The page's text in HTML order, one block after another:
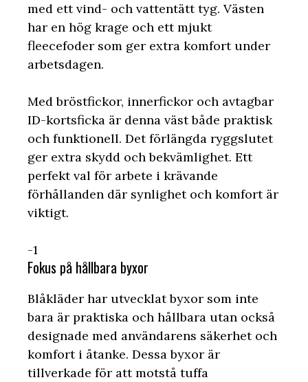
med ett vind- och vattentätt tyg. Västen
har en hög krage och ett mjukt
fleecefoder som ger extra komfort under
arbetsdagen.
Med bröstfickor, innerfickor och avtagbar
ID-kortsficka är denna väst både praktisk
och funktionell. Det förlängda ryggslutet
ger extra skydd och bekvämlighet. Ett
perfekt val för arbete i krävande
förhållanden där synlighet och komfort är
viktigt.
-1
Fokus på hållbara byxor
Blåkläder har utvecklat byxor som inte
bara är praktiska och hållbara utan också
designade med användarens säkerhet och
komfort i åtanke. Dessa byxor är
tillverkade för att motstå tuffa